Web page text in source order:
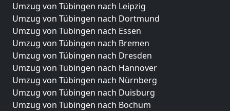
Umzug von Tübingen nach Leipzig
Umzug von Tübingen nach Dortmund
Umzug von Tübingen nach Essen
Umzug von Tübingen nach Bremen
Umzug von Tübingen nach Dresden
Umzug von Tübingen nach Hannover
Umzug von Tübingen nach Nürnberg
Umzug von Tübingen nach Duisburg
Umzug von Tübingen nach Bochum